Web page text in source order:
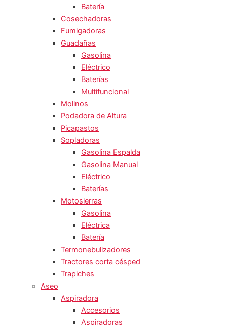
Batería
Cosechadoras
Fumigadoras
Guadañas
Gasolina
Eléctrico
Baterías
Multifuncional
Molinos
Podadora de Altura
Picapastos
Sopladoras
Gasolina Espalda
Gasolina Manual
Eléctrico
Baterías
Motosierras
Gasolina
Eléctrica
Batería
Termonebulizadores
Tractores corta césped
Trapiches
Aseo
Aspiradora
Accesorios
Aspiradoras